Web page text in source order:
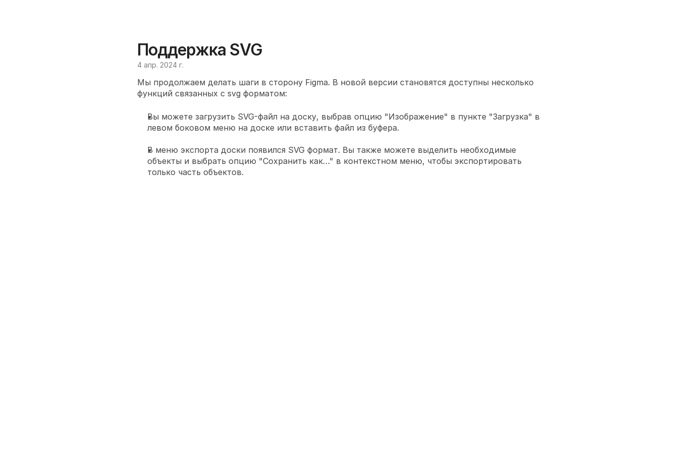
Поддержка SVG
4 апр. 2024 г.
Мы продолжаем делать шаги в сторону Figma. В новой версии становятся доступны несколько
функций связанных с svg форматом:
Вы можете загрузить SVG-файл на доску, выбрав опцию "Изображение" в пункте "Загрузка" в
левом боковом меню на доске или вставить файл из буфера.
В меню экспорта доски появился SVG формат. Вы также можете выделить необходимые
объекты и выбрать опцию "Cохранить как…" в контекстном меню, чтобы экспортировать
только часть объектов.